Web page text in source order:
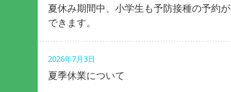
夏休み期間中、小学生も予防接種の予約が
できます。
2026年7月3日
夏季休業について